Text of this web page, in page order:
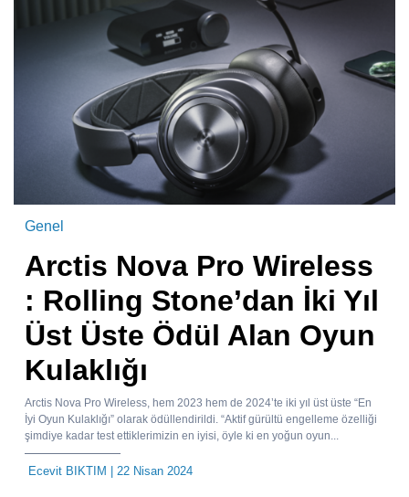
Genel
Arctis Nova Pro Wireless
: Rolling Stone’dan İki Yıl
Üst Üste Ödül Alan Oyun
Kulaklığı
Arctis Nova Pro Wireless, hem 2023 hem de 2024’te iki yıl üst üste “En
İyi Oyun Kulaklığı” olarak ödüllendirildi. “Aktif gürültü engelleme özelliği
şimdiye kadar test ettiklerimizin en iyisi, öyle ki en yoğun oyun...
Ecevit BIKTIM | 22 Nisan 2024